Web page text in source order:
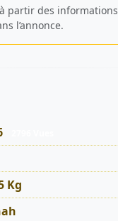
partir des informations
l’annonce.
Kg